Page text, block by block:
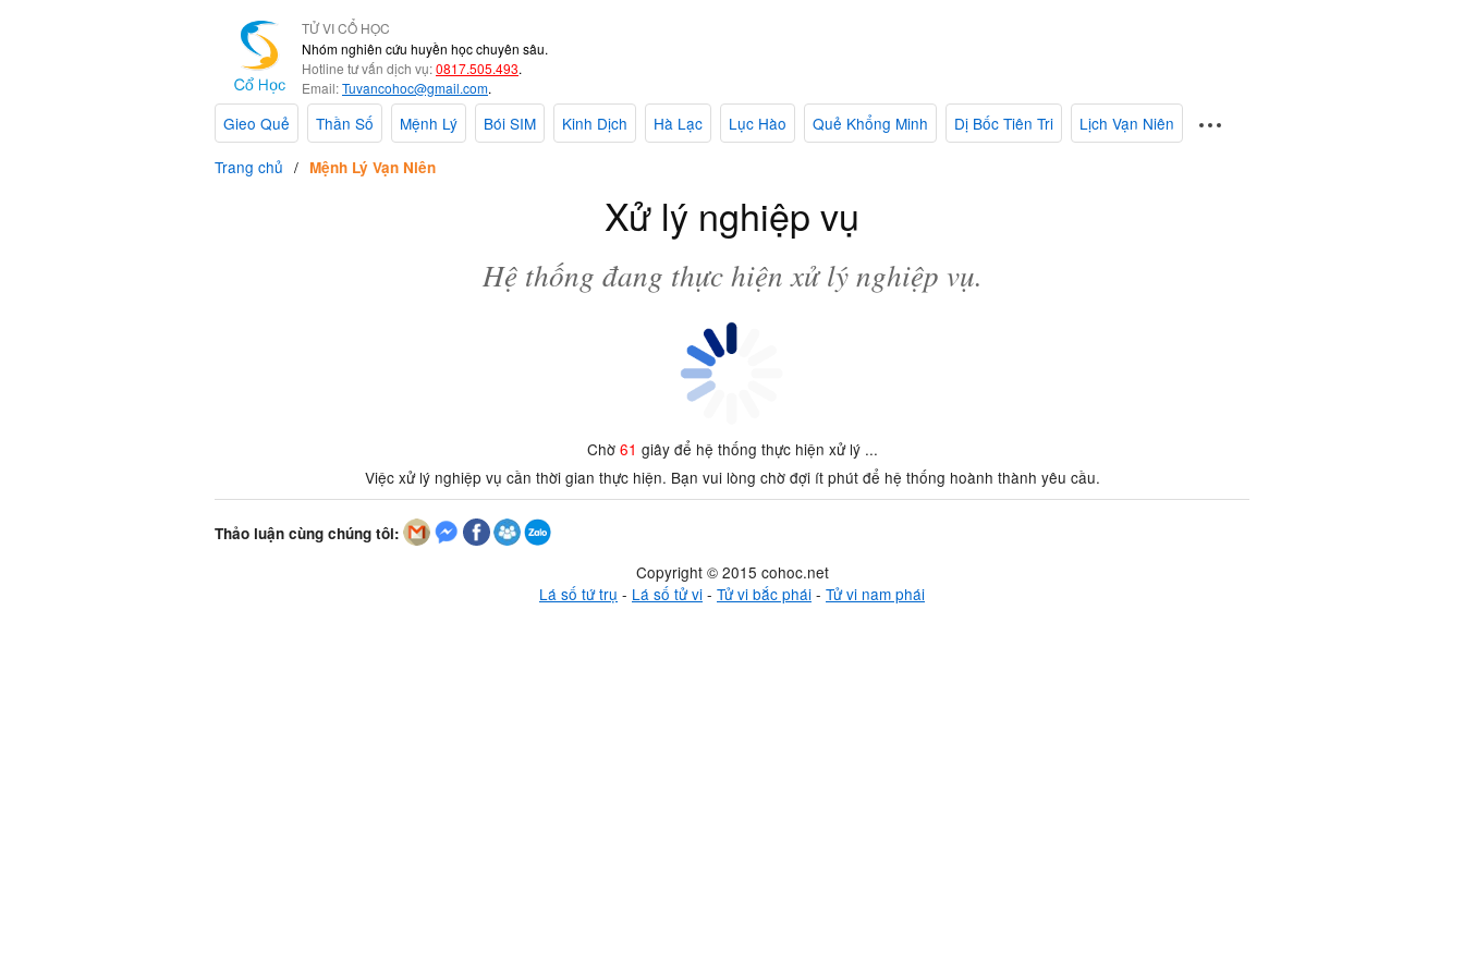
TỬ VI CỔ HỌC
Nhóm nghiên cứu huyền học chuyên sâu.
Hotline tư vấn dịch vụ:0817.505.493.
Email:Tuvancohoc@gmail.com.
Gieo Quẻ Thần Số Mệnh Lý Bói SIM Kinh Dịch Hà Lạc Lục Hào Quẻ Khổng Minh Dị Bốc Tiên Tri
Lịch Vạn Niên
Trang chủ
Mệnh Lý Vạn Niên
Xử lý nghiệp vụ
Hệ thống đang thực hiện xử lý nghiệp vụ.
Chờ 61 giây để hệ thống thực hiện xử lý ...
Việc xử lý nghiệp vụ cần thời gian thực hiện. Bạn vui lòng chờ đợi ít phút để hệ thống hoành thành yêu cầu.
Thảo luận cùng chúng tôi:
Copyright © 2015 cohoc.net
Lá số tứ trụ - Lá số tử vi - Tử vi bắc phái - Tử vi nam phái